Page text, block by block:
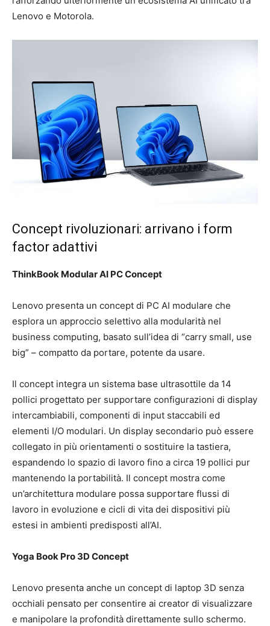
Lenovo e Motorola.
Concept rivoluzionari: arrivano i form
factor adattivi
ThinkBook Modular AI PC Concept
Lenovo presenta un concept di PC AI modulare che
esplora un approccio selettivo alla modularità nel
business computing, basato sull’idea di “carry small, use
big” – compatto da portare, potente da usare.
Il concept integra un sistema base ultrasottile da 14
pollici progettato per supportare configurazioni di display
intercambiabili, componenti di input staccabili ed
elementi I/O modulari. Un display secondario può essere
collegato in più orientamenti o sostituire la tastiera,
espandendo lo spazio di lavoro fino a circa 19 pollici pur
mantenendo la portabilità. Il concept mostra come
un’architettura modulare possa supportare flussi di
lavoro in evoluzione e cicli di vita dei dispositivi più
estesi in ambienti predisposti all’AI.
Yoga Book Pro 3D Concept
Lenovo presenta anche un concept di laptop 3D senza
occhiali pensato per consentire ai creator di visualizzare
e manipolare la profondità direttamente sullo schermo.